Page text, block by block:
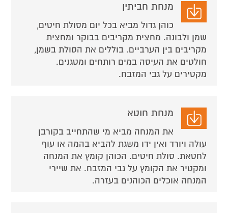
מנחת חביתין
כוהן גדול מביא בכל יום מסולת חיטים,
שמן ולבונה. מחצית מקריבים בבוקר ומחצית
מקריבים בין הערביים. בוללים את הסולת בשמן,
חולטים את העיסה במים רותחים ומטגנים.
מקטירים על גבי המזבח.
מנחת חוטא
את המנחה מביא מי שהתחייב בקורבן
עולה ויורד ואין ידו משגת להביא בהמה או עוף
לחטאת. סולת חיטים. הכוהן קומץ את המנחה
ומקטיר את הקומץ על גבי המזבח. את שיירי
המנחה אוכלים הכוהנים בעזרה.